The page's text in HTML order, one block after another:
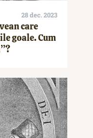
28 dec. 2023
care
goale. Cum